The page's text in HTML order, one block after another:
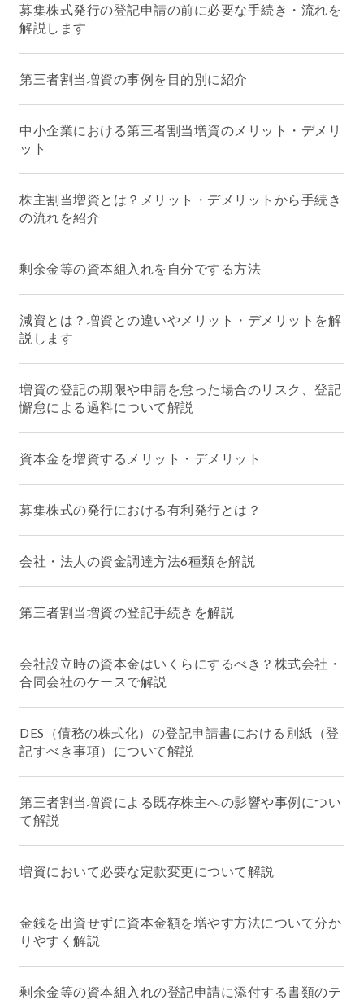
募集株式発行の登記申請の前に必要な手続き・流れを
解説します
第三者割当増資の事例を目的別に紹介
中小企業における第三者割当増資のメリット・デメリ
ット
株主割当増資とは？メリット・デメリットから手続き
の流れを紹介
剰余金等の資本組入れを自分でする方法
減資とは？増資との違いやメリット・デメリットを解
説します
増資の登記の期限や申請を怠った場合のリスク、登記
懈怠による過料について解説
資本金を増資するメリット・デメリット
募集株式の発行における有利発行とは？
会社・法人の資金調達方法6種類を解説
第三者割当増資の登記手続きを解説
会社設立時の資本金はいくらにするべき？株式会社・
合同会社のケースで解説
DES（債務の株式化）の登記申請書における別紙（登
記すべき事項）について解説
第三者割当増資による既存株主への影響や事例につい
て解説
増資において必要な定款変更について解説
金銭を出資せずに資本金額を増やす方法について分か
りやすく解説
剰余金等の資本組入れの登記申請に添付する書類のテ